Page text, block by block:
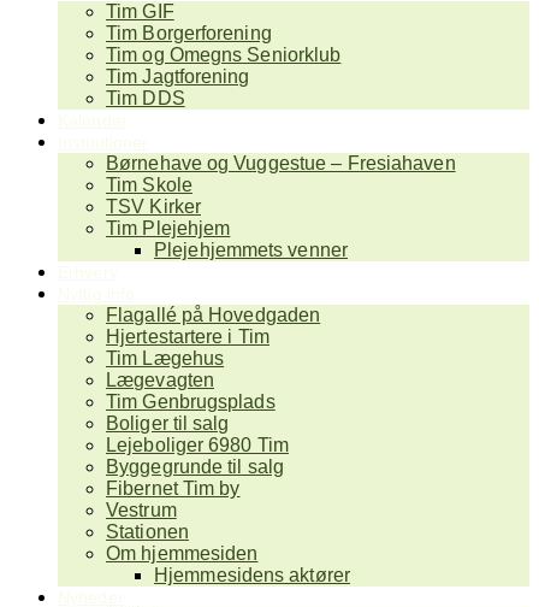
Tim GIF
Tim Borgerforening
Tim og Omegns Seniorklub
Tim Jagtforening
Tim DDS
Børnehave og Vuggestue – Fresiahaven
Tim Skole
TSV Kirker
Tim Plejehjem
Plejehjemmets venner
Flagallé på Hovedgaden
Hjertestartere i Tim
Tim Lægehus
Lægevagten
Tim Genbrugsplads
Boliger til salg
Lejeboliger 6980 Tim
Byggegrunde til salg
Fibernet Tim by
Vestrum
Stationen
Om hjemmesiden
Hjemmesidens aktører